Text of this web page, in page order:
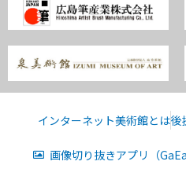
インターネット美術館とは後
画像切り抜きアプリ（